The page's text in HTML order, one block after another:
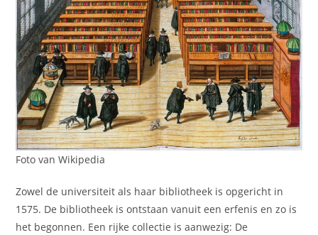
Foto van Wikipedia
Zowel de universiteit als haar bibliotheek is opgericht in
1575. De bibliotheek is ontstaan vanuit een erfenis en zo is
het begonnen. Een rijke collectie is aanwezig: De